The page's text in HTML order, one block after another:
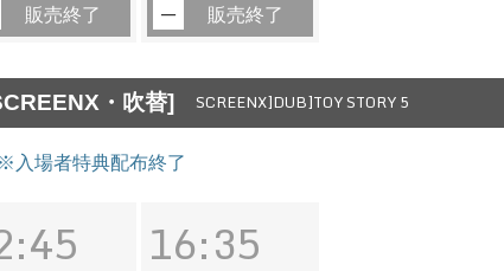
販売終了 販売終了
・吹替] SCREENX]DUB]TOY STORY 5
入場者特典配布終了
16:35